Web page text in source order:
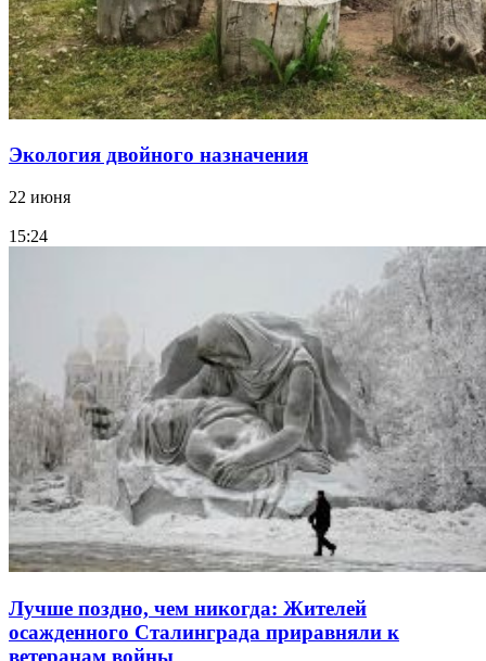
Экология двойного назначения
22 июня
15:24
Лучше поздно, чем никогда: Жителей
осажденного Сталинграда приравняли к
ветеранам войны